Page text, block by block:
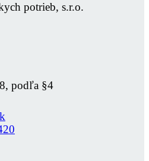
potrieb, s.r.o.
podľa §4